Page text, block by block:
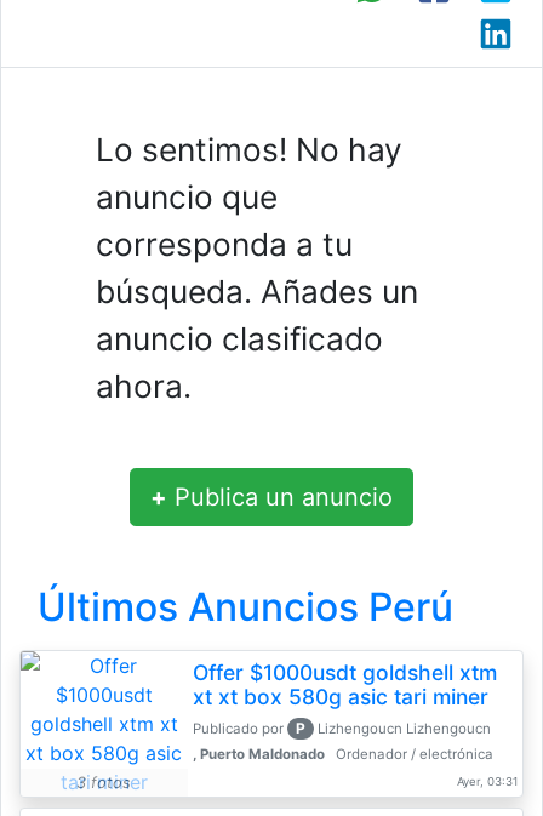
Lo sentimos! No hay
anuncio que
corresponda a tu
búsqueda. Añades un
anuncio clasificado
ahora.
+ Publica un anuncio
Últimos Anuncios Perú
3 fotos
Offer $1000usdt goldshell xtm
xt xt box 580g asic tari miner
Publicado por P
Lizhengoucn Lizhengoucn
, Puerto Maldonado
Ordenador / electrónica
Ayer, 03:31